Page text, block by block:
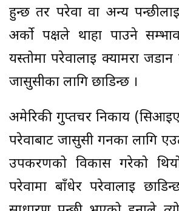
हुन्छ तर परेवा वा अन्य
अर्को पक्षले थाहा पाउने
यस्तोमा परेवालाई क्यामरा
जासुसीका लागि छाडिन्छ ।
अमेरिकी गुप्तचर निकाय
परेवाबाट जासुसी गर्नका लागि
उपकरणको विकास गरेको
परेवामा बाँधेर परेवालाई